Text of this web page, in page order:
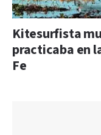
Kitesurfista
practicaba en
Fe